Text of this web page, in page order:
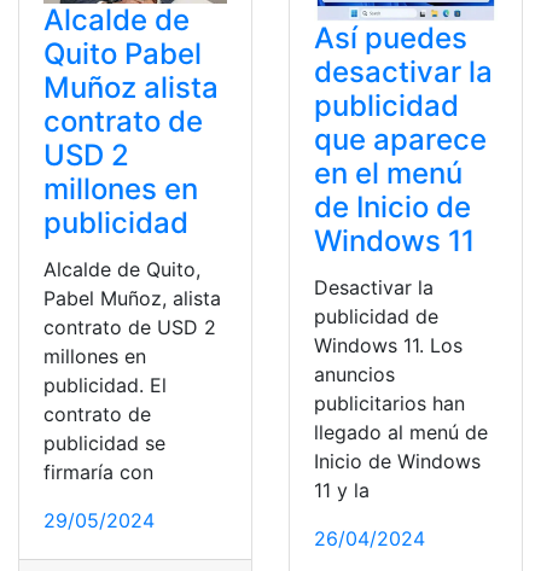
Alcalde de
Quito Pabel
Muñoz alista
contrato de
USD 2
millones en
publicidad
Alcalde de Quito,
Pabel Muñoz, alista
contrato de USD 2
millones en
publicidad. El
contrato de
publicidad se
firmaría con
29/05/2024
Así puedes
desactivar la
publicidad
que aparece
en el menú
de Inicio de
Windows 11
Desactivar la
publicidad de
Windows 11. Los
anuncios
publicitarios han
llegado al menú de
Inicio de Windows
11 y la
26/04/2024